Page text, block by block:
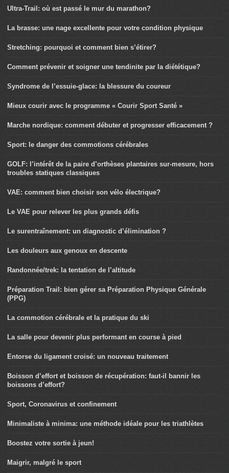
Ultra-Trail: où est passé le mur du marathon?
La brasse: une nage excellente pour votre condition physique
Stretching: pourquoi et comment bien s’étirer?
Comment prévenir et soigner une tendinite par la diététique?
Syndrome de l’essuie-glace: la blessure du coureur
Mieux courir avec le programme « Courir Sport Santé »
Marche nordique: comment débuter et progresser efficacement ?
Sport: le danger des commotions cérébrales
GOLF: l’intérêt de la paire d’orthèses plantaires sur-mesure, hors
troubles statiques classiques
VAE: comment bien choisir son vélo électrique?
Le VAE pour relever les plus grands défis
Le surentraînement: un diagnostic d’élimination ?
Les douleurs aux genoux en descente
Randonnée/trek: la tentation de l’altitude
Préparation Trail: bien gérer sa Préparation Physique Générale
(PPG)
La commotion cérébrale et la pratique du ski
La salle pour devenir plus performant en course à pied
Entorse du ligament croisé: un nouveau traitement
Boisson d’effort et boisson de récupération: faut-il bannir les
boissons d’effort?
Sport, Coronavirus et confinement
Minimaliste à minima: une méthode idéale pour les triathlètes
Boostez votre sortie à jeun!
Maigrir, malgré le sport